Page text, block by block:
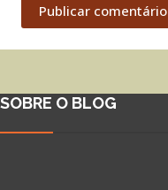
Publicar comentário
SOBRE O BLOG